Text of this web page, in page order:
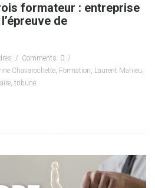
formateur : entreprise
de
Comments: 0
Chavarochette, Formation, Laurent Mahieu,
, tribune